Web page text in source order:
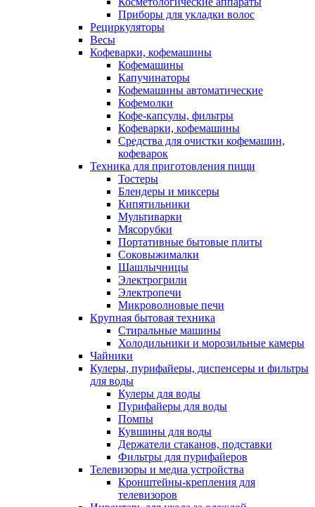
Приборы для укладки волос
Рециркуляторы
Весы
Кофеварки, кофемашины
Кофемашины
Капучинаторы
Кофемашины автоматические
Кофемолки
Кофе-капсулы, фильтры
Кофеварки, кофемашины
Средства для очистки кофемашин,
кофеварок
Техника для приготовления пищи
Тостеры
Блендеры и миксеры
Кипятильники
Мультиварки
Мясорубки
Портативные бытовые плиты
Соковыжималки
Шашлычницы
Электрогрили
Электропечи
Микроволновые печи
Крупная бытовая техника
Стиральные машины
Холодильники и морозильные камеры
Чайники
Кулеры, пурифайеры, диспенсеры и фильтры
для воды
Кулеры для воды
Пурифайеры для воды
Помпы
Кувшины для воды
Держатели стаканов, подставки
Фильтры для пурифайеров
Телевизоры и медиа устройства
Кронштейны-крепления для
телевизоров